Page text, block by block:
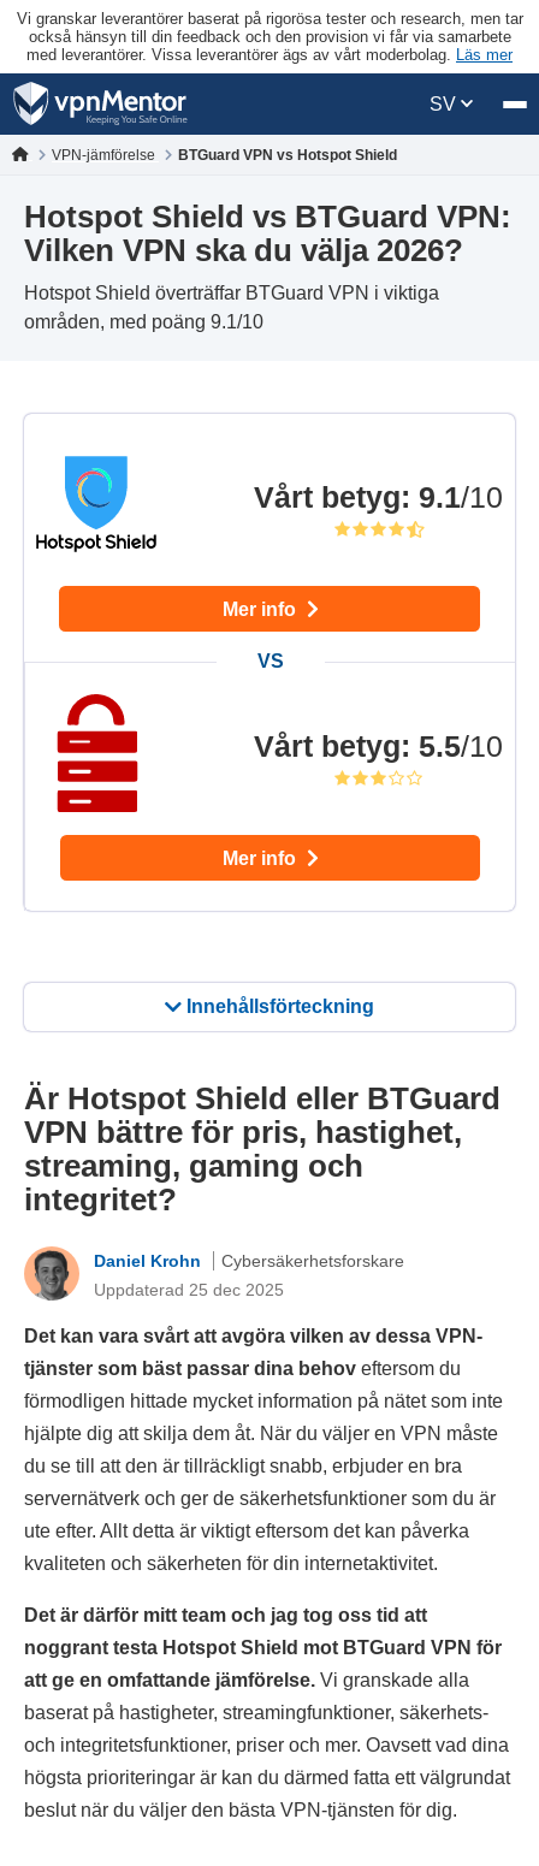
Vi granskar leverantörer baserat på rigorösa tester och research, men tar
också hänsyn till din feedback och den provision vi får via samarbete
med leverantörer. Vissa leverantörer ägs av vårt moderbolag. Läs mer
SV
VPN-jämförelse BTGuard VPN vs Hotspot Shield
Hotspot Shield vs BTGuard VPN:
Vilken VPN ska du välja 2026?
Hotspot Shield överträffar BTGuard VPN i viktiga
områden, med poäng 9.1/10
Innehållsförteckning
Vårt betyg: 9.1/10
Mer info
Vårt betyg: 5.5/10
Mer info
Är Hotspot Shield eller BTGuard
VPN bättre för pris, hastighet,
streaming, gaming och
integritet?
Daniel Krohn
Cybersäkerhetsforskare
Uppdaterad 25 dec 2025
Det kan vara svårt att avgöra vilken av dessa VPN-
tjänster som bäst passar dina behov eftersom du
förmodligen hittade mycket information på nätet som inte
hjälpte dig att skilja dem åt. När du väljer en VPN måste
du se till att den är tillräckligt snabb, erbjuder en bra
servernätverk och ger de säkerhetsfunktioner som du är
ute efter. Allt detta är viktigt eftersom det kan påverka
kvaliteten och säkerheten för din internetaktivitet.
Det är därför mitt team och jag tog oss tid att
noggrant testa Hotspot Shield mot BTGuard VPN för
att ge en omfattande jämförelse. Vi granskade alla
baserat på hastigheter, streamingfunktioner, säkerhets-
och integritetsfunktioner, priser och mer. Oavsett vad dina
högsta prioriteringar är kan du därmed fatta ett välgrundat
beslut när du väljer den bästa VPN-tjänsten för dig.